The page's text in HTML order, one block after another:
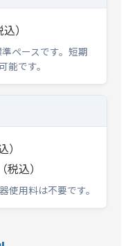
込）
ペースです。短期
能です。
税込）
用料は不要です。